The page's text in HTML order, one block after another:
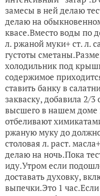
замесы в ней делаю
делаю на
квасе.Вместо воды по
л. ржаной муки+ ст. л.
густоты
холодильник под
содержимое
ставить банку в
закваску, добавила 2/
высшего в нашем доме
отбеливают
ржаную муку до
столовая л. раст.
делаю на ночь.Пока
иду.Утром если
доставать духовку,
выпечки.Это 1